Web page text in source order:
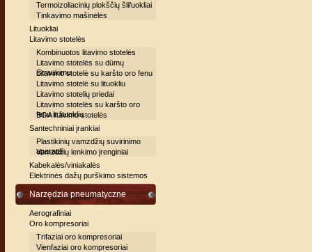
Termoizoliacinių plokščių šlifuokliai
Tinkavimo mašinėlės
Lituokliai
Litavimo stotelės
Kombinuotos litavimo stotelės
Litavimo stotelės su dūmų
ištraukimu
Litavimo stotelė su karšto oro fenu
Litavimo stotelė su lituokliu
Litavimo stotelių priedai
Litavimo stotelės su karšto oro
fenu ir lituokliu
BGA litavimo stotelės
Santechniniai įrankiai
Plastikinių vamzdžių suvirinimo
aparatai
Vamzdžių lenkimo įrenginiai
Kabekalės/viniakalės
Elektrinės dažų purškimo sistemos
Narzędzia pneumatyczne
Aerografiniai
Oro kompresoriai
Trifaziai oro kompresoriai
Vienfaziai oro kompresoriai